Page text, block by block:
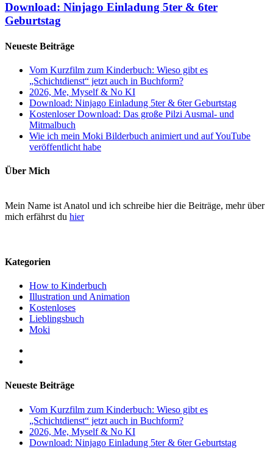
Download: Ninjago Einladung 5ter & 6ter
Geburtstag
Neueste Beiträge
Vom Kurzfilm zum Kinderbuch: Wieso gibt es
„Schichtdienst“ jetzt auch in Buchform?
2026, Me, Myself & No KI
Download: Ninjago Einladung 5ter & 6ter Geburtstag
Kostenloser Download: Das große Pilzi Ausmal- und
Mitmalbuch
Wie ich mein Moki Bilderbuch animiert und auf YouTube
veröffentlicht habe
Über Mich
Mein Name ist Anatol und ich schreibe hier die Beiträge, mehr über
mich erfährst du hier
Kategorien
How to Kinderbuch
Illustration und Animation
Kostenloses
Lieblingsbuch
Moki
Neueste Beiträge
Vom Kurzfilm zum Kinderbuch: Wieso gibt es
„Schichtdienst“ jetzt auch in Buchform?
2026, Me, Myself & No KI
Download: Ninjago Einladung 5ter & 6ter Geburtstag